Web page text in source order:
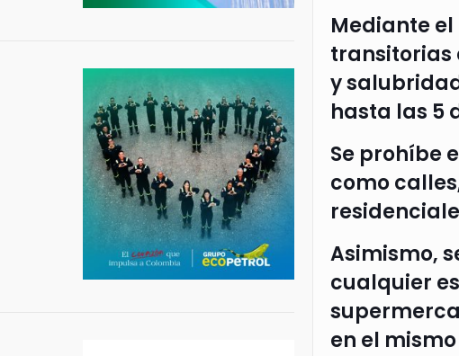
Mediante
transitorias
y
hasta las 5
Se prohíbe
como
Asimismo,
cualquier
en el